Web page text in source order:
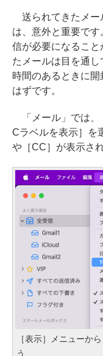
送られてきたメー
は、意外と重要で
信が必要になるこ
たメールは目を通し
時間のあるときに
はずです。
「メール」では、
Cラベルを表示］を
や［CC］が表示され
［表示］メニューか
う